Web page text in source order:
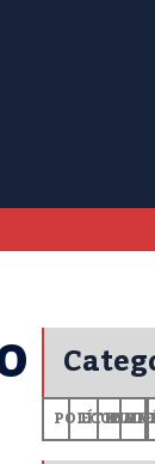
POLÍTICA